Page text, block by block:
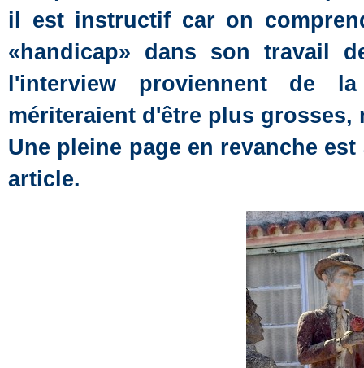
il est instructif car on
«handicap» dans son travail
l'interview proviennent de
mériteraient d'être plus grosses,
Une pleine page en revanche
article.